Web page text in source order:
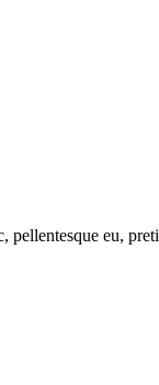
pellentesque eu,